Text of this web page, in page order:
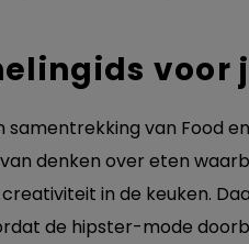
voor
samentrekking van Food
denken over eten
in de keuken.
de hipster-mode